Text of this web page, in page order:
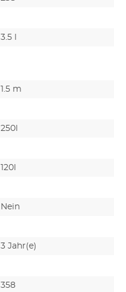
3.5 l
1.5 m
250l
120l
Nein
3 Jahr(e)
358